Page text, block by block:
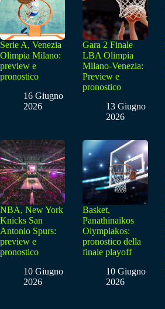
Serie A, Venezia
Olimpia Milano:
preview e
pronostico
16 Giugno
2026
Gara 2 Finale
LBA Olimpia
Milano-Venezia:
Preview e
pronostico
13 Giugno
2026
NBA, New York
Knicks San
Antonio Spurs:
preview e
pronostico
10 Giugno
2026
Basket,
Panathinaikos
Olympiakos:
pronostico della
finale playoff
10 Giugno
2026